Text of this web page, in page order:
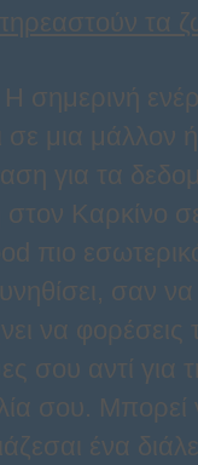
τα
Η σημερινή
σε μια μάλλον
για τα
στον Καρκίνο
πιο
σαν
να φορέσεις
σου αντί για
σου. Μπορεί
ένα